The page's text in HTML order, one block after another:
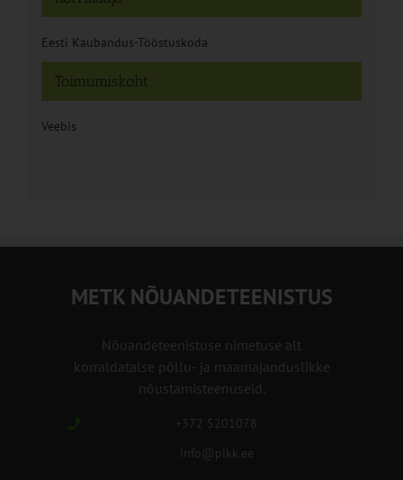
Toimumiskoht
Veebis
Eesti Kaubandus-Tööstuskoda
METK NÕUANDETEENISTUS
Nõuandeteenistuse nimetuse alt
korraldatalse põllu- ja maamajanduslikke
nõustamisteenuseid.
+372 5201078
info@pikk.ee